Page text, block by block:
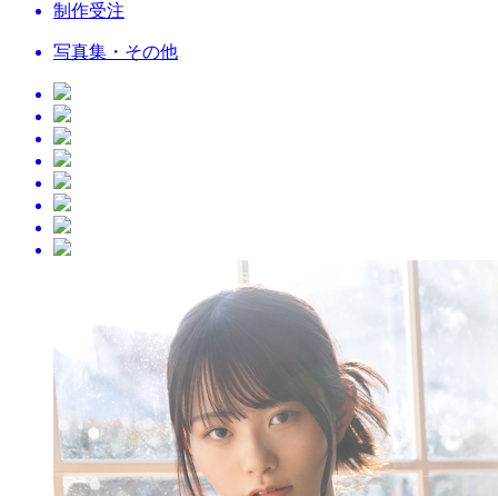
制作受注
写真集・その他